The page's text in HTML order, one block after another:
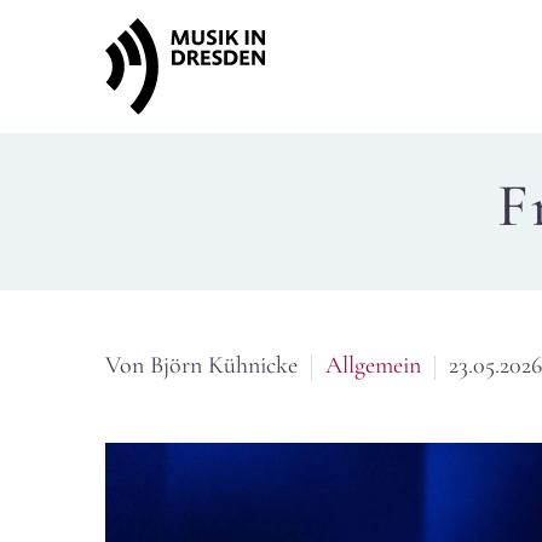
Von Björn Kühnicke Allgemein 23.05.2026